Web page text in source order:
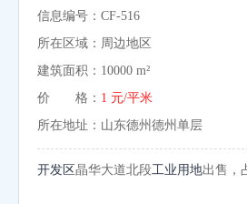
信息编号：CF-516
所在区域：周边地区
建筑面积：10000 m²
价 格： 1 元/平米
所在地址：山东德州德州单层
开发区晶华大道北段工业用地出售，